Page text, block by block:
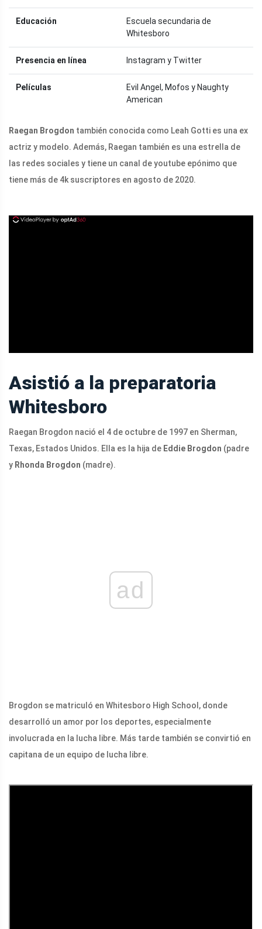
Educación
Escuela secundaria de
Whitesboro
Presencia en línea Instagram y Twitter
Películas
Evil Angel, Mofos y Naughty
American
Raegan Brogdon también conocida como Leah Gotti es una ex
actriz y modelo. Además, Raegan también es una estrella de
las redes sociales y tiene un canal de youtube epónimo que
tiene más de 4k suscriptores en agosto de 2020.
Asistió a la preparatoria
Whitesboro
Raegan Brogdon nació el 4 de octubre de 1997 en Sherman,
Texas, Estados Unidos. Ella es la hija de Eddie Brogdon (padre
y Rhonda Brogdon (madre).
ad
Brogdon se matriculó en Whitesboro High School, donde
desarrolló un amor por los deportes, especialmente
involucrada en la lucha libre. Más tarde también se convirtió en
capitana de un equipo de lucha libre.